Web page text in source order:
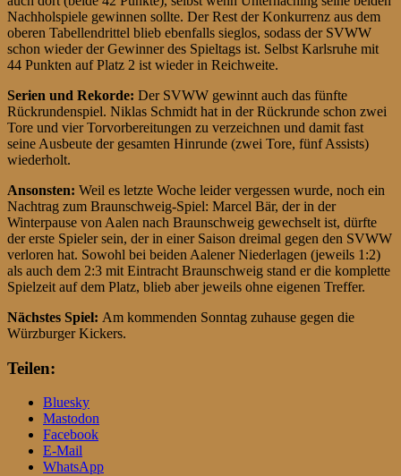
Nachholspiele gewinnen sollte. Der Rest der Konkurrenz aus dem
oberen Tabellendrittel blieb ebenfalls sieglos, sodass der SVWW
schon wieder der Gewinner des Spieltags ist. Selbst Karlsruhe mit
44 Punkten auf Platz 2 ist wieder in Reichweite.
Serien und Rekorde: Der SVWW gewinnt auch das fünfte
Rückrundenspiel. Niklas Schmidt hat in der Rückrunde schon zwei
Tore und vier Torvorbereitungen zu verzeichnen und damit fast
seine Ausbeute der gesamten Hinrunde (zwei Tore, fünf Assists)
wiederholt.
Ansonsten: Weil es letzte Woche leider vergessen wurde, noch ein
Nachtrag zum Braunschweig-Spiel: Marcel Bär, der in der
Winterpause von Aalen nach Braunschweig gewechselt ist, dürfte
der erste Spieler sein, der in einer Saison dreimal gegen den SVWW
verloren hat. Sowohl bei beiden Aalener Niederlagen (jeweils 1:2)
als auch dem 2:3 mit Eintracht Braunschweig stand er die komplette
Spielzeit auf dem Platz, blieb aber jeweils ohne eigenen Treffer.
Nächstes Spiel: Am kommenden Sonntag zuhause gegen die
Würzburger Kickers.
Teilen:
Bluesky
Mastodon
Facebook
E-Mail
WhatsApp